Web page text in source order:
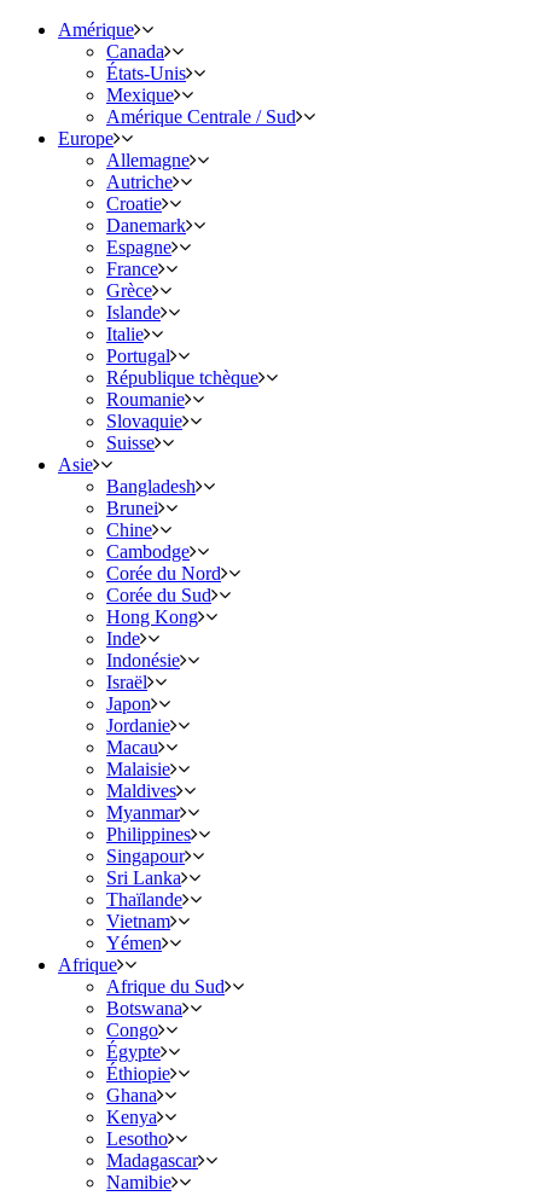
Amérique
Canada
États-Unis
Mexique
Amérique Centrale / Sud
Europe
Allemagne
Autriche
Croatie
Danemark
Espagne
France
Grèce
Islande
Italie
Portugal
République tchèque
Roumanie
Slovaquie
Suisse
Asie
Bangladesh
Brunei
Chine
Cambodge
Corée du Nord
Corée du Sud
Hong Kong
Inde
Indonésie
Israël
Japon
Jordanie
Macau
Malaisie
Maldives
Myanmar
Philippines
Singapour
Sri Lanka
Thaïlande
Vietnam
Yémen
Afrique
Afrique du Sud
Botswana
Congo
Égypte
Éthiopie
Ghana
Kenya
Lesotho
Madagascar
Namibie